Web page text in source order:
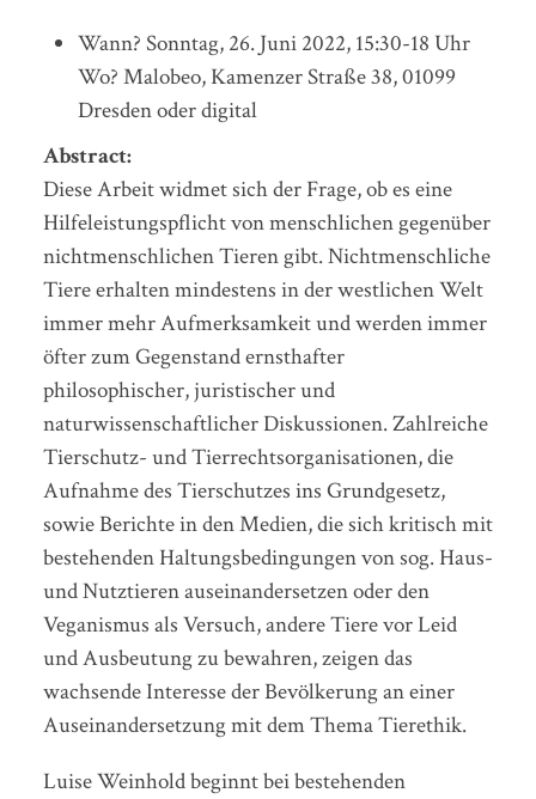
Wann? Sonntag, 26. Juni 2022, 15:30-18 Uhr
Wo? Malobeo, Kamenzer Straße 38, 01099
Dresden oder digital
Abstract:
Diese Arbeit widmet sich der Frage, ob es eine
Hilfeleistungspflicht von menschlichen gegenüber
nichtmenschlichen Tieren gibt. Nichtmenschliche
Tiere erhalten mindestens in der westlichen Welt
immer mehr Aufmerksamkeit und werden immer
öfter zum Gegenstand ernsthafter
philosophischer, juristischer und
naturwissenschaftlicher Diskussionen. Zahlreiche
Tierschutz- und Tierrechtsorganisationen, die
Aufnahme des Tierschutzes ins Grundgesetz,
sowie Berichte in den Medien, die sich kritisch mit
bestehenden Haltungsbedingungen von sog. Haus-
und Nutztieren auseinandersetzen oder den
Veganismus als Versuch, andere Tiere vor Leid
und Ausbeutung zu bewahren, zeigen das
wachsende Interesse der Bevölkerung an einer
Auseinandersetzung mit dem Thema Tierethik.
Luise Weinhold beginnt bei bestehenden